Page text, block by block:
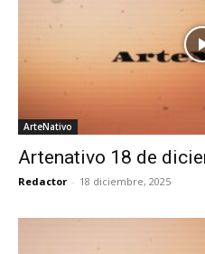
ArteNativo
Artenativo 18 de
Redactor - 18 diciembre, 2025